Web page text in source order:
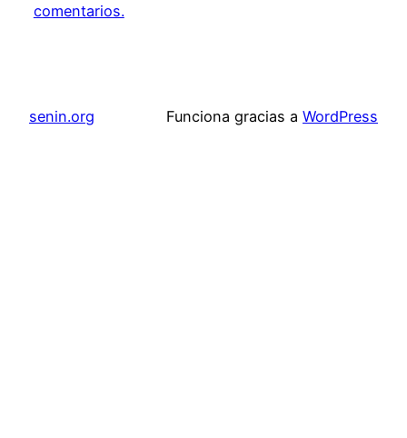
comentarios.
senin.org Funciona gracias a WordPress